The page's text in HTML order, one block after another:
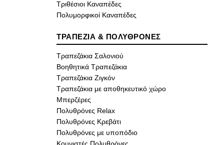
Τριθέσιοι Καναπέδες
Πολυμορφικοί Καναπέδες
ΤΡΑΠΕΖΙΑ & ΠΟΛΥΘΡΟΝΕΣ
Τραπεζάκια Σαλονιού
Βοηθητικά Τραπεζάκια
Τραπεζάκια Ζιγκόν
Τραπεζάκια με αποθηκευτικό χώρο
Μπερζέρες
Πολυθρόνες Relax
Πολυθρόνες Κρεβάτι
Πολυθρόνες με υποπόδιο